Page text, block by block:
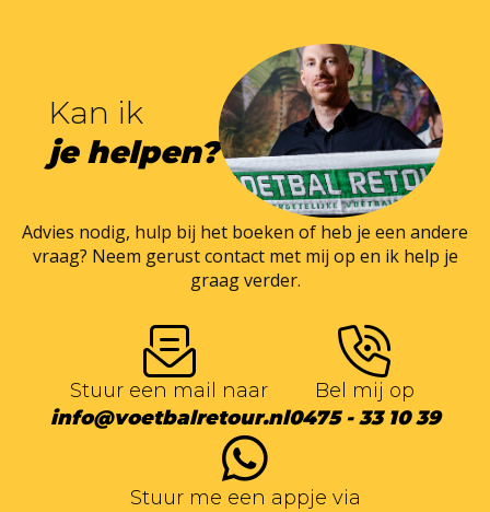
Kan ik
je helpen?
Advies nodig, hulp bij het boeken of heb je een andere
vraag? Neem gerust contact met mij op en ik help je
graag verder.
Stuur een mail naar
info@voetbalretour.nl
Bel mij op
0475 - 33 10 39
Stuur me een appje via